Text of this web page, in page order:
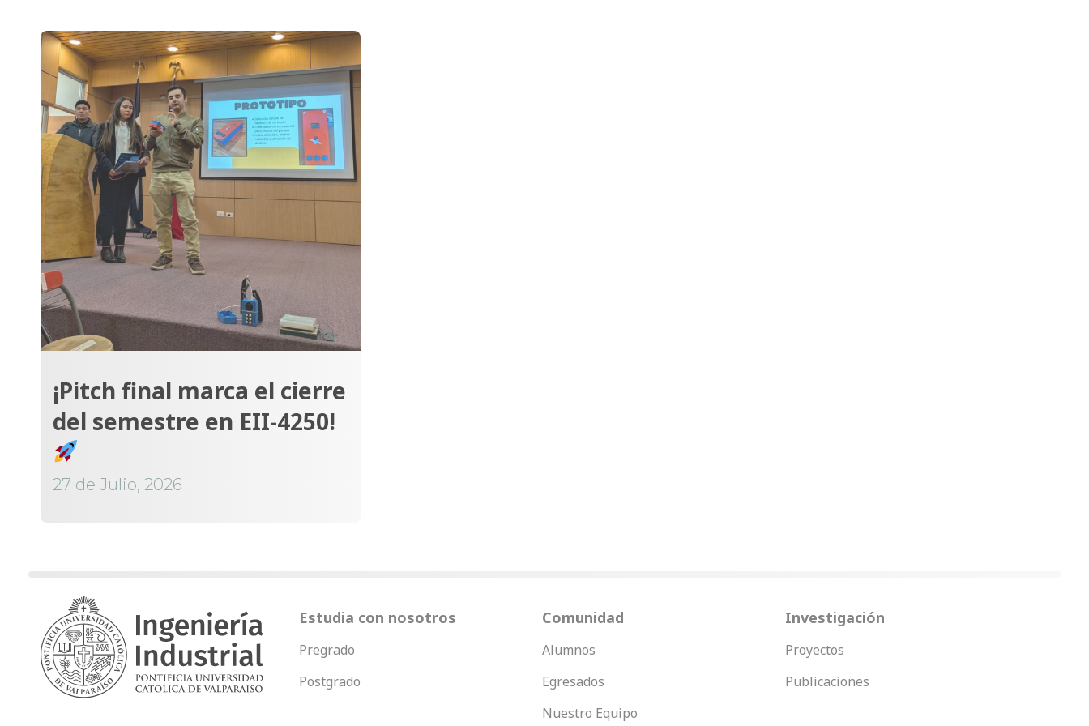
¡Pitch final marca el cierre
del semestre en EII-4250!
27 de Julio, 2026
Estudia con nosotros
Pregrado
Postgrado
Comunidad
Alumnos
Egresados
Nuestro Equipo
Investigación
Proyectos
Publicaciones